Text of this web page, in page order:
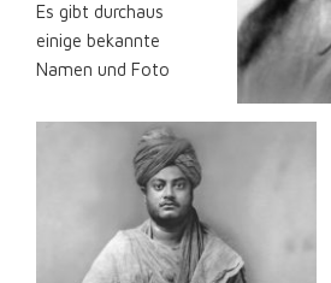
Es gibt durchaus
einige bekannte
Namen und Foto